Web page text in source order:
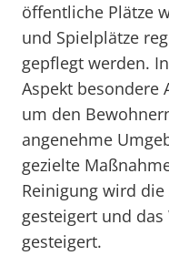
öffentliche Plätze
und Spielplätze
gepflegt werden.
Aspekt besondere
um den
angenehme
gezielte
Reinigung wird
gesteigert und
gesteigert.